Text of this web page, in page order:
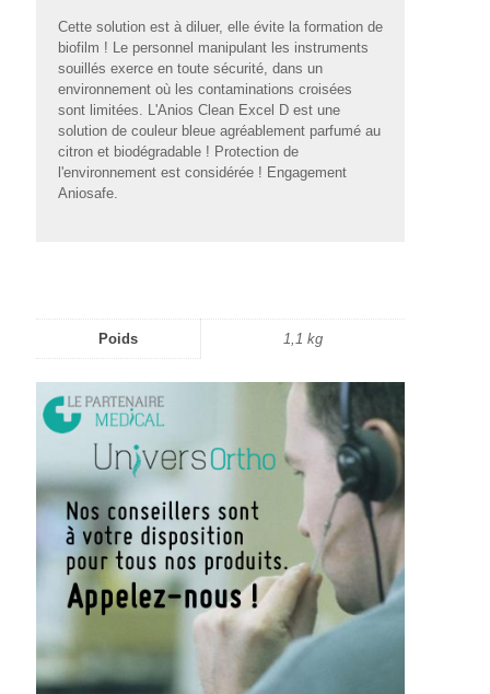
Cette solution est à diluer, elle évite la formation de
biofilm ! Le personnel manipulant les instruments
souillés exerce en toute sécurité, dans un
environnement où les contaminations croisées
sont limitées. L'Anios Clean Excel D est une
solution de couleur bleue agréablement parfumé au
citron et biodégradable ! Protection de
l'environnement est considérée ! Engagement
Aniosafe.
Poids 1,1 kg